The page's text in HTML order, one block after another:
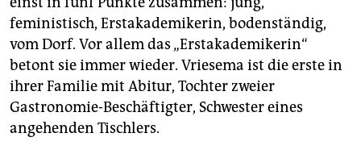
feministisch, Erstakademikerin, bodenständig,
vom Dorf. Vor allem das „Erstakademikerin“
betont sie immer wieder. Vriesema ist die erste in
ihrer Familie mit Abitur, Tochter zweier
Gastronomie-Beschäftigter, Schwester eines
angehenden Tischlers.